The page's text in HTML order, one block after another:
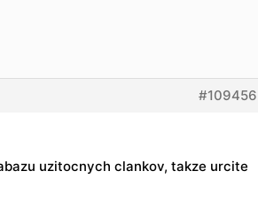
#109456
uzitocnych clankov, takze urcite